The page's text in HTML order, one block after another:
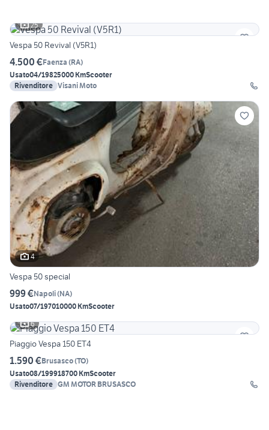
25
Vespa 50 Revival (V5R1)
4.500 €Faenza (RA)
Usato04/19825000 KmScooter
Rivenditore Visani Moto
4
Vespa 50 special
999 €Napoli(NA)
Usato07/197010000 KmScooter
6
Piaggio Vespa 150 ET4
1.590 €Brusasco(TO)
Usato08/199918700 KmScooter
Rivenditore GM MOTOR BRUSASCO